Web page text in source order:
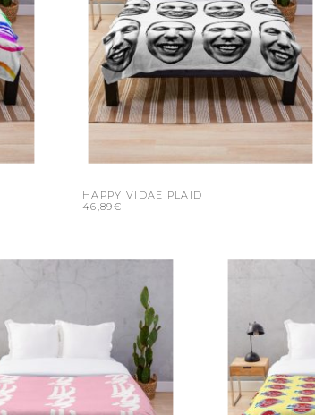
HAPPY VIDAE PLAID
46,89€